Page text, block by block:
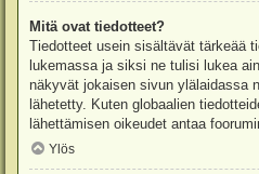
Mitä ovat tiedotteet?
Tiedotteet usein sisältävät tärkeää
lukemassa ja siksi ne tulisi lukea
näkyvät jokaisen sivun ylälaidassa
lähetetty. Kuten globaalien
lähettämisen oikeudet antaa
Ylös